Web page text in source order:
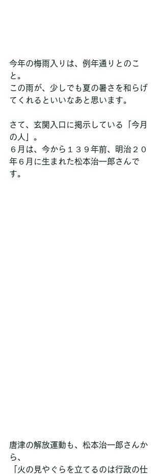
今年の梅雨入りは、例年通りとのこ
と。
この雨が、少しでも夏の暑さを和らげ
てくれるといいなあと思います。
さて、玄関入口に掲示している「今月
の人」。
６月は、今から１３９年前、明治２０
年６月に生まれた松本治一郎さんで
す。
唐津の解放運動も、松本治一郎さんか
ら、
「火の見やぐらを立てるのは行政の仕